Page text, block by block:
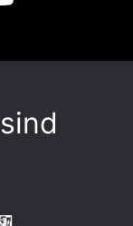
sind